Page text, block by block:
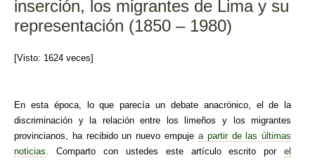
inserción, los migrantes de Lima y su
representación (1850 – 1980)
[Visto: 1624 veces]
En esta época, lo que parecía un debate anacrónico, el de la
discriminación y la relación entre los limeños y los migrantes
provincianos, ha recibido un nuevo empuje a partir de las últimas
noticias . Comparto con ustedes este artículo escrito porel